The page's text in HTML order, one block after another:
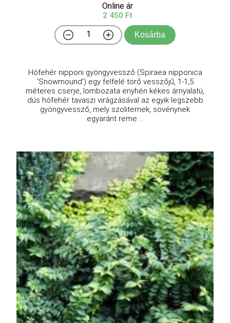
Online ár
2 450 Ft
Kosárba
Hófehér nipponi gyöngyvessző (Spiraea nipponica
'Snowmound') egy felfelé törő vesszőjű, 1-1,5
méteres cserje, lombozata enyhén kékes árnyalatú,
dús hófehér tavaszi virágzásával az egyik legszebb
gyöngyvessző, mely szoliternek, sövénynek
egyaránt reme ...